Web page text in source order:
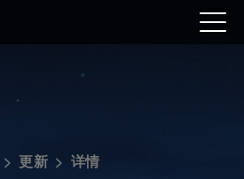
更新 详情